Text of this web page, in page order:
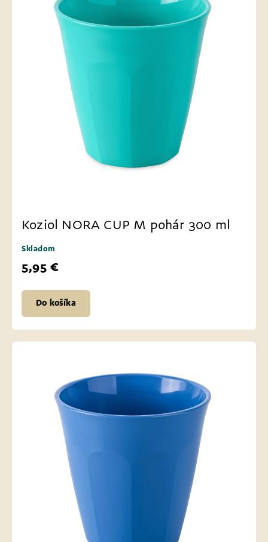
Koziol NORA CUP M pohár 300 ml
Skladom
5,95 €
Do košíka